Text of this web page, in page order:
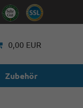
0,00 EUR
Zubehör